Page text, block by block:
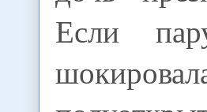
Если